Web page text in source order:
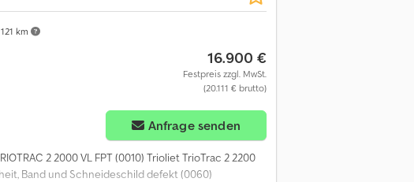
km
16.900 €
Festpreis zzgl. MwSt.
(20.111 € brutto)
Anfrage senden
2 2000 VL FPT (0010) Trioliet TrioTrac 2 2200
Band und Schneideschild defekt (0060)